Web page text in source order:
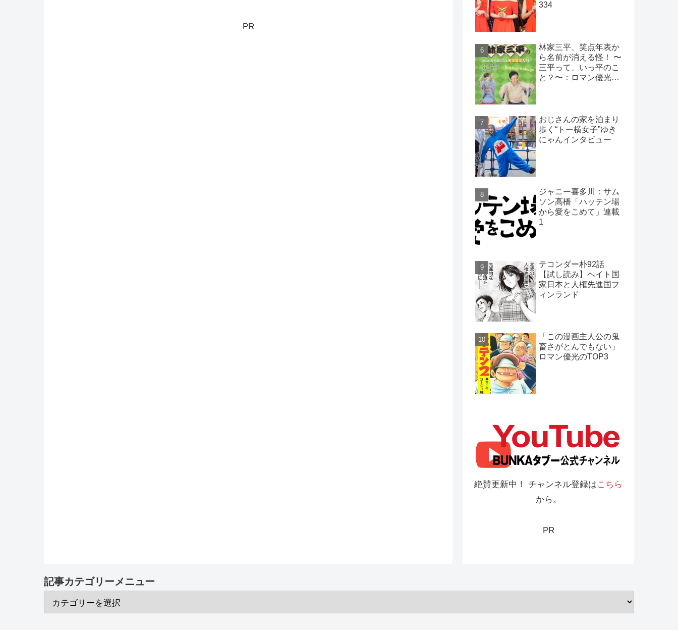
本インタビューは3月下旬に行ったも
PR
334
林家三平、笑点年表か
ら名前が消える怪！ 〜
三平って、いっ平のこ
と？〜：ロマン優光連
おじさんの家を泊まり
歩く“トー横女子”ゆき
にゃんインタビュー
ジャニー喜多川：サム
ソン高橋「ハッテン場
から愛をこめて」連載
1
テコンダー朴92話
【試し読み】ヘイト国
家日本と人権先進国フ
ィンランド
「この漫画主人公の鬼
畜さがとんでもない」
ロマン優光のTOP3
絶賛更新中！ チャンネル登録はこちら
から。
PR
記事カテゴリーメニュー